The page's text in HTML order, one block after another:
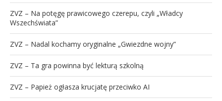
ZVZ – Na potęgę prawicowego czerepu, czyli „Władcy
Wszechświata”
ZVZ – Nadal kochamy oryginalne „Gwiezdne wojny”
ZVZ – Ta gra powinna być lekturą szkolną
ZVZ – Papież ogłasza krucjatę przeciwko AI